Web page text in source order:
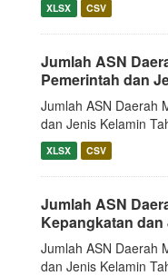
XLSX CSV
Jumlah ASN
Pemerintah dan
Jumlah ASN Daerah
dan Jenis Kelamin
XLSX CSV
Jumlah ASN
Kepangkatan
Jumlah ASN Daerah
dan Jenis Kelamin